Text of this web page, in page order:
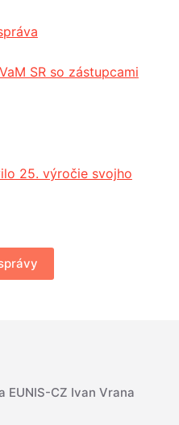
SR so zástupcami
25. výročie svojho
EUNIS-CZ Ivan Vrana